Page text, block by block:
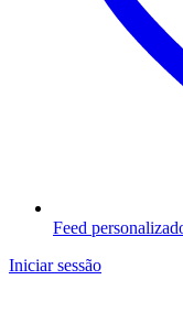
Feed
Iniciar sessão